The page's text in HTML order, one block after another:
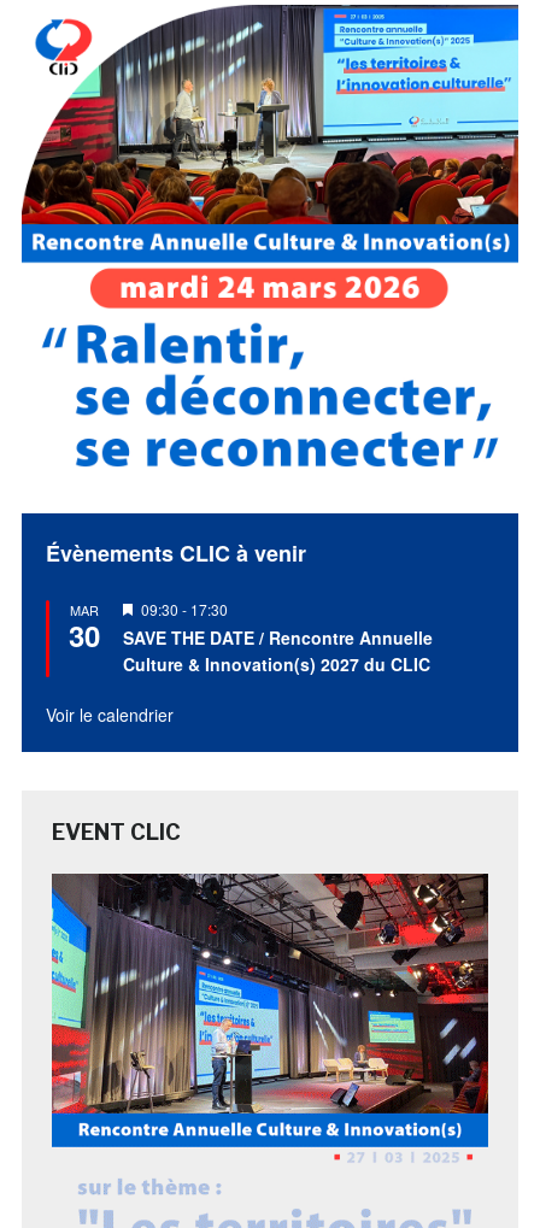
Évènements CLIC à venir
MAR
30
Mis
en
avant
09:30 - 17:30
SAVE THE DATE / Rencontre Annuelle
Culture & Innovation(s) 2027 du CLIC
Voir le calendrier
EVENT CLIC